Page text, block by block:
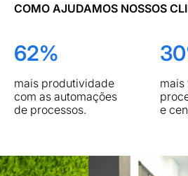
COMO AJUDAMOS NOSSOS
62%
mais produtividade
com as automações
de processos.
mais
e